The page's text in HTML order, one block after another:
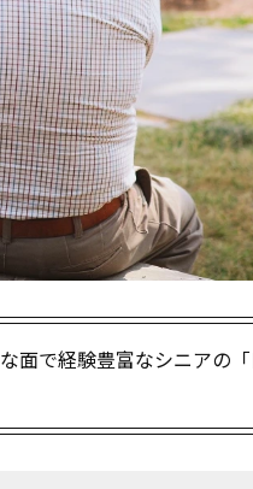
で経験豊富なシニアの「